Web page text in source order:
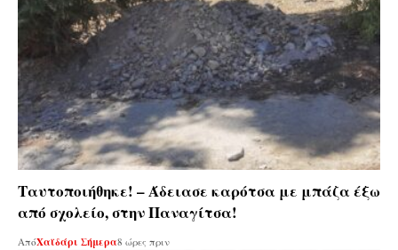
Ταυτοποιήθηκε! – Άδειασε καρότσα με μπάζα έξω
από σχολείο, στην Παναγίτσα!
ΑπόΧαϊδάρι Σήμερα8 ώρες πριν